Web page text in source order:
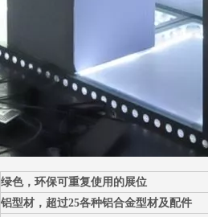
绿色，环保可重复使用的展位
铝型材，超过25各种铝合金型材及配件